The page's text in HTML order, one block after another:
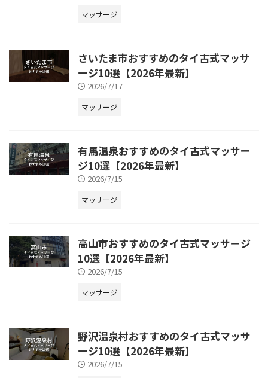
マッサージ
さいたま市おすすめのタイ古式マッサ
ージ10選【2026年最新】
2026/7/17
マッサージ
有馬温泉おすすめのタイ古式マッサー
ジ10選【2026年最新】
2026/7/15
マッサージ
高山市おすすめのタイ古式マッサージ
10選【2026年最新】
2026/7/15
マッサージ
野沢温泉村おすすめのタイ古式マッサ
ージ10選【2026年最新】
2026/7/15